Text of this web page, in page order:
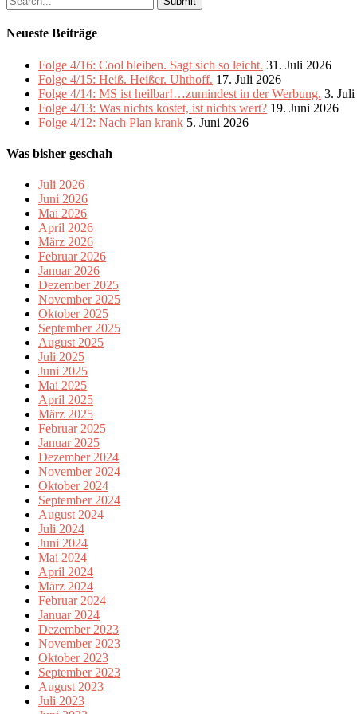
for:
Neueste Beiträge
Folge 4/16: Cool bleiben. Sagt sich so leicht. 31. Juli 2026
Folge 4/15: Heiß. Heißer. Uhthoff. 17. Juli 2026
Folge 4/14: MS ist heilbar!…zumindest in der Werbung. 3.
Folge 4/13: Was nichts kostet, ist nichts wert? 19. Juni 2026
Folge 4/12: Nach Plan krank 5. Juni 2026
Was bisher geschah
Juli 2026
Juni 2026
Mai 2026
April 2026
März 2026
Februar 2026
Januar 2026
Dezember 2025
November 2025
Oktober 2025
September 2025
August 2025
Juli 2025
Juni 2025
Mai 2025
April 2025
März 2025
Februar 2025
Januar 2025
Dezember 2024
November 2024
Oktober 2024
September 2024
August 2024
Juli 2024
Juni 2024
Mai 2024
April 2024
März 2024
Februar 2024
Januar 2024
Dezember 2023
November 2023
Oktober 2023
September 2023
August 2023
Juli 2023